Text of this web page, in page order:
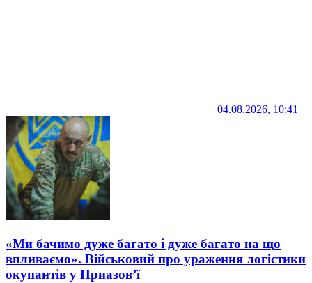
04.08.2026, 10:41
«Ми бачимо дуже багато і дуже багато на що
впливаємо». Військовий про ураження логістики
окупантів у Приазов’ї